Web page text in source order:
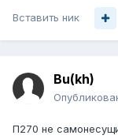
Вставить ник
Bu(kh)
П270 не